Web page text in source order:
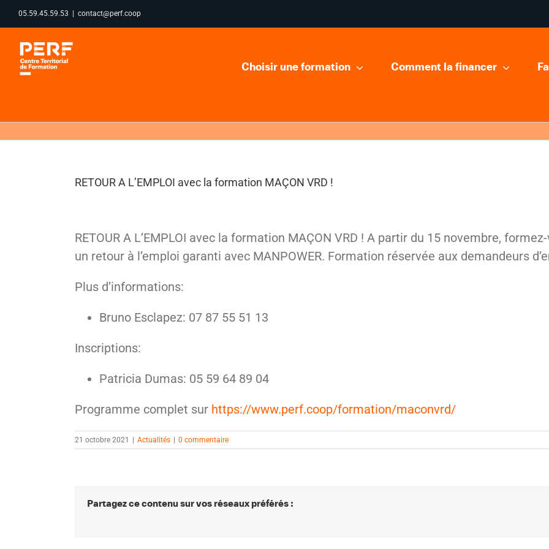
Passer
au
contenu
05.59.45.59.53 contact@perf.coop
Choisir une formation Comment la financer
RETOUR A L’EMPLOI avec la formation MAÇON VRD !
RETOUR A L’EMPLOI avec la formation MAÇON VRD ! A partir du 15 novembre,
un retour à l’emploi garanti avec MANPOWER. Formation réservée aux demandeurs
Plus d’informations:
Bruno Esclapez: 07 87 55 51 13
Inscriptions:
Patricia Dumas: 05 59 64 89 04
Programme complet sur https://www.perf.coop/formation/maconvrd/
21 octobre 2021 Actualités 0 commentaire
Partagez ce contenu sur vos réseaux préférés :